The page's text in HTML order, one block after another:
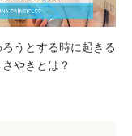
ろうとする時に起きる
やきとは？